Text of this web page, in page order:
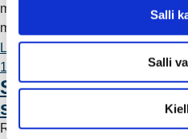
v
a
l
i
n
t
a
Salli
Salli
mitä tämä tarkoittaa
myös kaukana Raumalta?
Lue lisää
11.6.2026 12:00
Säävarma
saaristoon
Rauman Energia on